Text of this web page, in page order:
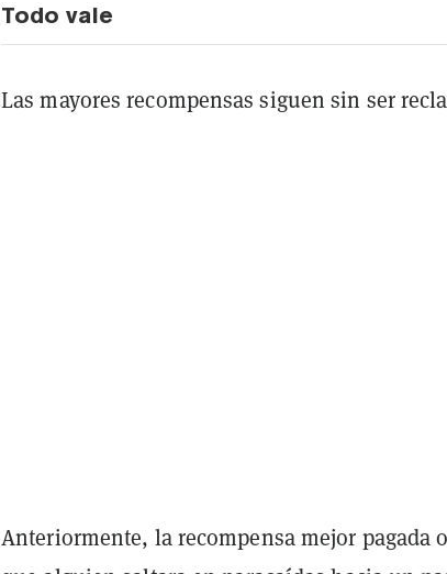
Todo vale
Las mayores recompensas siguen sin ser
Anteriormente, la recompensa mejor pagada